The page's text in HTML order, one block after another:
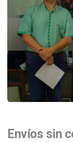
Envíos sin